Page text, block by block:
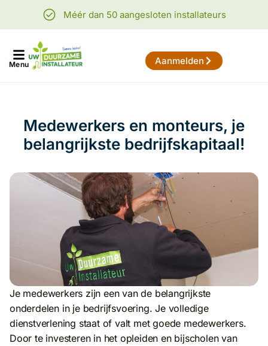
Méér dan 50 aangesloten installateurs
Menu Aanmelden
Medewerkers en monteurs, je
belangrijkste bedrijfskapitaal!
Je medewerkers zijn een van de belangrijkste
onderdelen in je bedrijfsvoering. Je volledige
dienstverlening staat of valt met goede medewerkers.
Door te investeren in het opleiden en bijscholen van